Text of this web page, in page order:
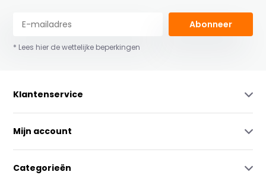
Abonneer
* Lees hier de wettelijke beperkingen
Klantenservice
Mijn account
Categorieën